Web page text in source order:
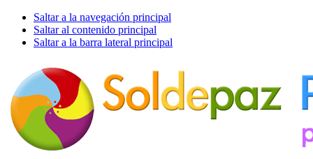
Saltar a la navegación principal
Saltar al contenido principal
Saltar a la barra lateral principal